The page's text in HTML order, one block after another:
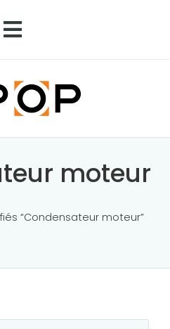
moteur
“Condensateur moteur”